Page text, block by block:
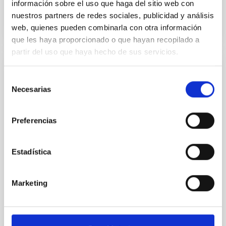
información sobre el uso que haga del sitio web con
nuestros partners de redes sociales, publicidad y análisis
web, quienes pueden combinarla con otra información
que les haya proporcionado o que hayan recopilado a
partir del uso que haya hecho de sus servicios.
Necesarias
Preferencias
Estadística
Marketing
BIBCODE 2026A&A...710A..70S
NÚMERO DE CITAS 0
CONCERTO: Forward modelling of
Context. The CarbON [CII] line in post-rEionisation and
ReionisaTiOn epoch (CONCERTO) instrument was a
spectrometer based on lumped-element kinetic
meter APEX telescope in Chile in April 2021 and
Lundgren, A. et al.